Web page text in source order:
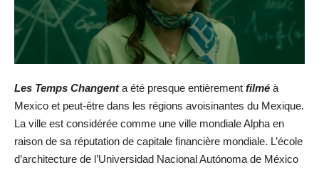
Les Temps Changenta été presque entièrement filmé à
Mexico et peut-être dans les régions avoisinantes du Mexique.
La ville est considérée comme une ville mondiale Alpha en
raison de sa réputation de capitale financière mondiale. L’école
d’architecture de l’Universidad Nacional Autónoma de México